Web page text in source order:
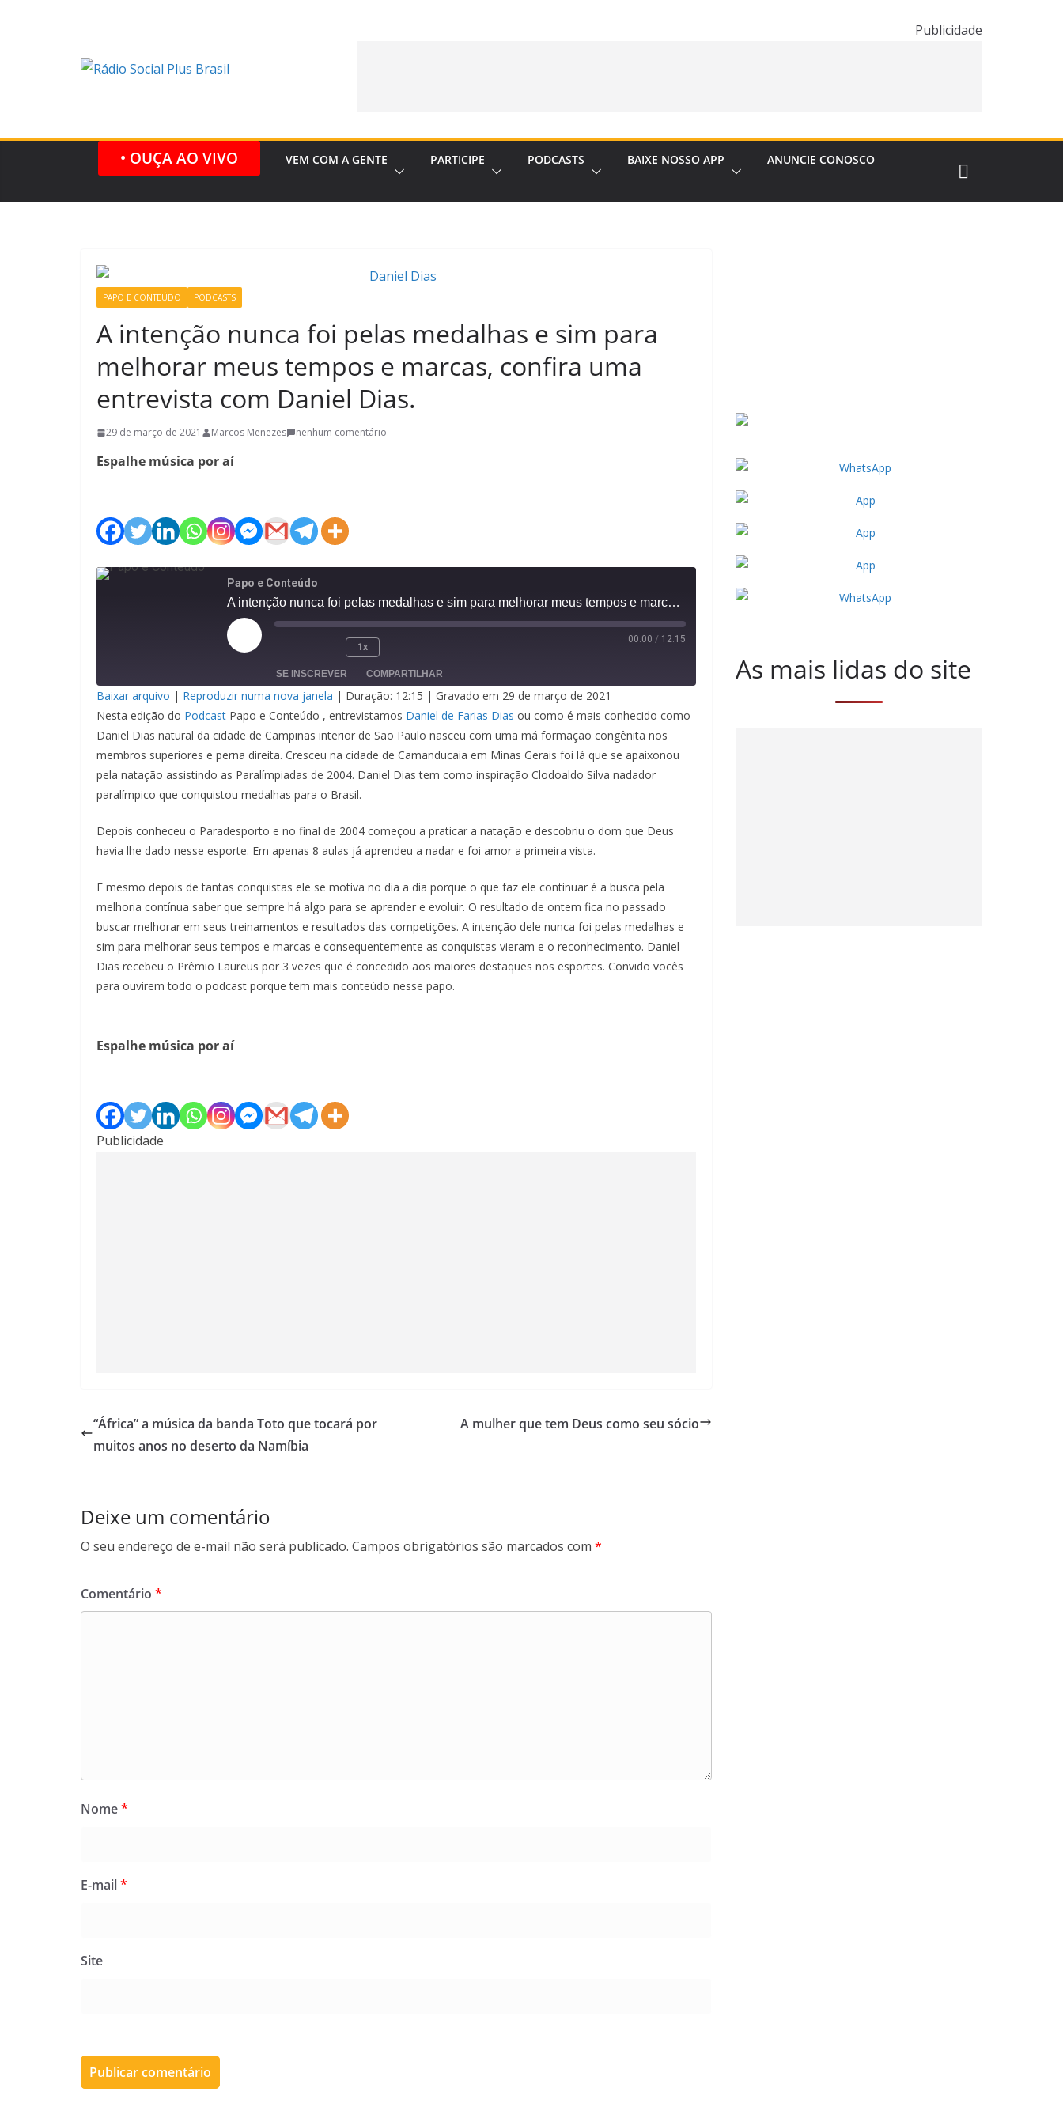
Publicidade
• OUÇA AO VIVO VEM COM A GENTE PARTICIPE PODCASTS BAIXE NOSSO APP ANUNCIE CONOSCO
PAPO E CONTEÚDO PODCASTS
A intenção nunca foi pelas medalhas e sim para
melhorar meus tempos e marcas, confira uma
entrevista com Daniel Dias.
29 de março de 2021 Marcos Menezes nenhum comentário
Espalhe música por aí
Papo e Conteúdo
A intenção nunca foi pelas medalhas e sim para melhorar meus tempos e marcas, confira uma entrevista com Daniel Dias.
Reproduzir
episódio
1x
00:00 / 12:15
SE INSCREVER COMPARTILHAR
FEED RSS
COMPART
ILHAR
LINK
INCORPO
RAR
Baixar arquivo | Reproduzir numa nova janela | Duração: 12:15 | Gravado em 29 de março de 2021
Nesta edição do Podcast Papo e Conteúdo , entrevistamos Daniel de Farias Dias ou como é mais conhecido como
Daniel Dias natural da cidade de Campinas interior de São Paulo nasceu com uma má formação congênita nos
membros superiores e perna direita. Cresceu na cidade de Camanducaia em Minas Gerais foi lá que se apaixonou
pela natação assistindo as Paralímpiadas de 2004. Daniel Dias tem como inspiração Clodoaldo Silva nadador
paralímpico que conquistou medalhas para o Brasil.
Depois conheceu o Paradesporto e no final de 2004 começou a praticar a natação e descobriu o dom que Deus
havia lhe dado nesse esporte. Em apenas 8 aulas já aprendeu a nadar e foi amor a primeira vista.
E mesmo depois de tantas conquistas ele se motiva no dia a dia porque o que faz ele continuar é a busca pela
melhoria contínua saber que sempre há algo para se aprender e evoluir. O resultado de ontem fica no passado
buscar melhorar em seus treinamentos e resultados das competições. A intenção dele nunca foi pelas medalhas e
sim para melhorar seus tempos e marcas e consequentemente as conquistas vieram e o reconhecimento. Daniel
Dias recebeu o Prêmio Laureus por 3 vezes que é concedido aos maiores destaques nos esportes. Convido vocês
para ouvirem todo o podcast porque tem mais conteúdo nesse papo.
Espalhe música por aí
Publicidade
“África” a música da banda Toto que tocará por
muitos anos no deserto da Namíbia
A mulher que tem Deus como seu sócio
Deixe um comentário
O seu endereço de e-mail não será publicado. Campos obrigatórios são marcados com *
Comentário *
Nome*
E-mail*
Site
As mais lidas do site